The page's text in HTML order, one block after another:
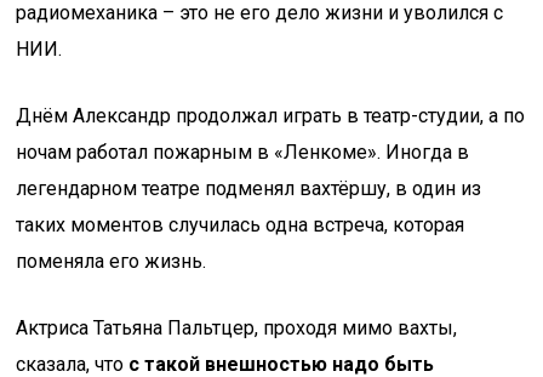
радиомеханика – это не его дело жизни и уволился с
НИИ.
Днём Александр продолжал играть в театр-студии, а по
ночам работал пожарным в «Ленкоме». Иногда в
легендарном театре подменял вахтёршу, в один из
таких моментов случилась одна встреча, которая
поменяла его жизнь.
Актриса Татьяна Пальтцер, проходя мимо вахты,
сказала, что с такой внешностью надо быть